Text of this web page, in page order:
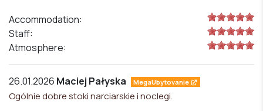
Accommodation:
Staff:
Atmosphere:
26.01.2026 Maciej Pałyska MegaUbytovanie
Ogólnie dobre stoki narciarskie i noclegi.